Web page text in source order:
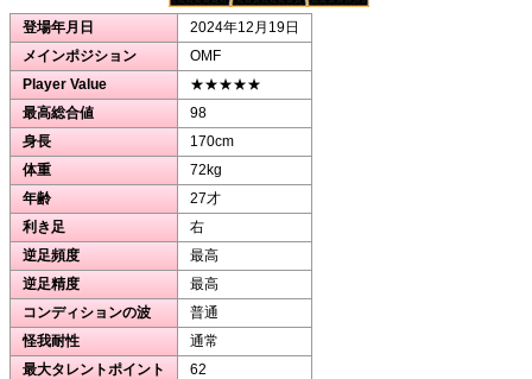
登場年月日
2024年12月19日
メインポジション
OMF
Player Value
★★★★★
最高総合値
98
身長
170cm
体重
72kg
年齢
27才
利き足
右
逆足頻度
最高
逆足精度
最高
コンディションの波
普通
怪我耐性
通常
最大タレントポイント
62